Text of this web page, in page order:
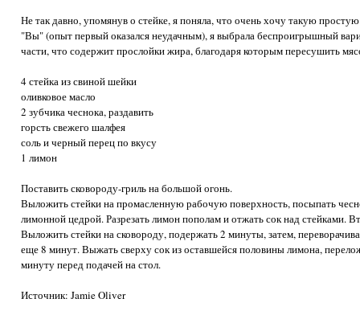
Не так давно, упомянув о стейке, я поняла, что очень хочу такую
"Вы" (опыт первый оказался неудачным), я выбрала беспроигрышный
части, что содержит прослойки жира, благодаря которым пересушить
4 стейка из свиной шейки
оливковое масло
2 зубчика чеснока, раздавить
горсть свежего шалфея
соль и черный перец по вкусу
1 лимон
Поставить сковороду-гриль на большой огонь.
Выложить стейки на промасленную рабочую поверхность, посыпать
лимонной цедрой. Разрезать лимон пополам и отжать сок над стейками.
Выложить стейки на сковороду, подержать 2 минуты, затем,
еще 8 минут. Выжать сверху сок из оставшейся половины лимона,
минуту перед подачей на стол.
Источник: Jamie Oliver